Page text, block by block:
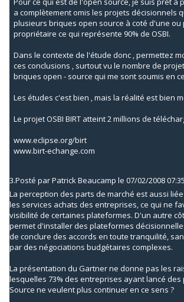
a complètement omis les projets décisionnels
plusieurs briques open source à coté d'une
propriétaire ce qui représente 90% de OSBI.
Dans le contexte de l'étude donc , permettez
ces conclusions , surtout vu le nombre de
briques open - source qui me sont soumis en
Les études c'est bien , mais la réalité est bien
Le projet OSBI BIRT atteint 2 millions de
www.eclipse.org/birt
www.birt-echange.com
3.Posté parPatrick Beaucamp le 07/02/2008 07:35
La perception des parts de marché est aussi
les services achats des entreprises, ce qui ne
visibilité de certaines plateformes. D'un autre
permet d'installer des plateformes
de conclure des accords en toute tranquilité,
par des négociations budgétaires complexes.
La présentation du Gartner ne donne pas les
lesquelles 73% des entreprises ayant lancé des
Source ne veulent plus continuer en ce sens ?